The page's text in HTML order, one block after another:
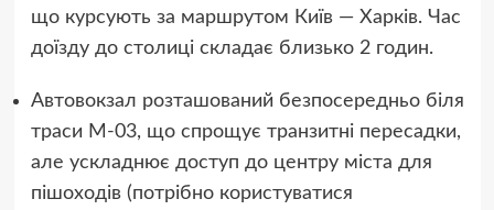
що курсують за маршрутом Київ — Харків. Час
доїзду до столиці складає близько 2 годин.
Автовокзал розташований безпосередньо біля
траси М-03, що спрощує транзитні пересадки,
але ускладнює доступ до центру міста для
пішоходів (потрібно користуватися